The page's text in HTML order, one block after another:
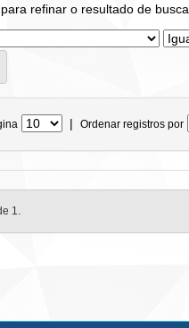
refinar o resultado de busca.
| Ordenar registros por
1.